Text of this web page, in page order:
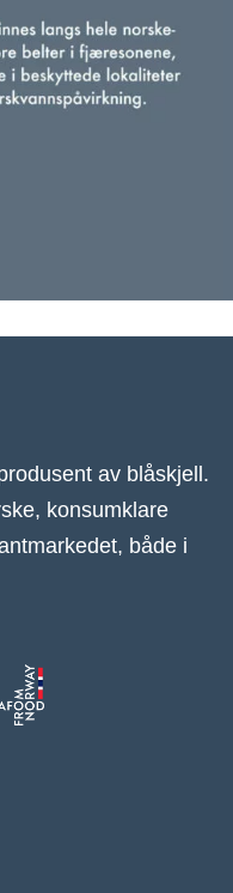
av blåskjell.
konsumklare
både i